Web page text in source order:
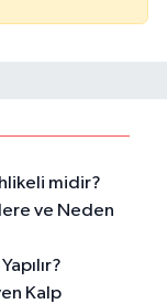
midir?
ve Neden
Kalp